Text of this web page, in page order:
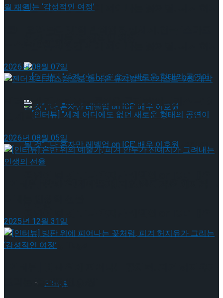
[인터뷰] 빙판 위에 피어나는 꽃처럼, 피겨 허지
[인터뷰] “세계 어디에도 없던 새로운 형태의
Trending Tags
인터뷰
유가 그리는 ‘감성적인 여정’
이호원
Trending Tags
2026년 08월 07일
젠더프리 캐스팅으로 돌아온 뮤지컬’아나키스트’ 9
월 개막
2026년 08월 05일
2025년 12월 31일
그리는 ‘감성적인 여정’